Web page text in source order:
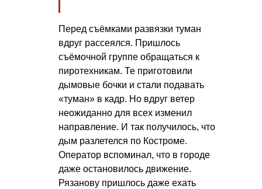
Перед съёмками развязки туман
вдруг рассеялся. Пришлось
съёмочной группе обращаться к
пиротехникам. Те приготовили
дымовые бочки и стали подавать
«туман» в кадр. Но вдруг ветер
неожиданно для всех изменил
направление. И так получилось, что
дым разлетелся по Костроме.
Оператор вспоминал, что в городе
даже остановилось движение.
Рязанову пришлось даже ехать